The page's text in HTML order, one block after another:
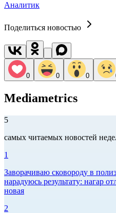
Аналитик
Поделиться новостью
0 0 0
Mediametrics
5
самых читаемых новостей
1
Заворачиваю сковороду в
нарадуюсь результату: нагар
новая
2